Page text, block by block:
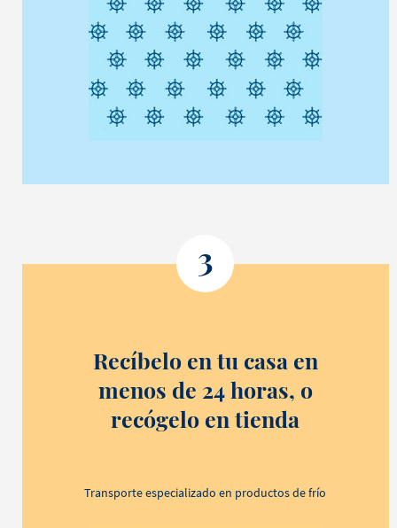
3
Recíbelo en tu casa en
menos de 24 horas, o
recógelo en tienda
Transporte especializado en productos de frío